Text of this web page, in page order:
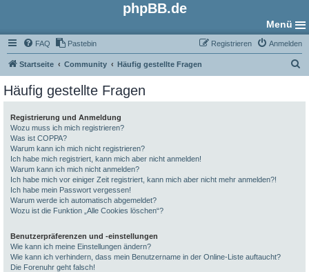
phpBB.de
Menü
FAQ Pastebin Anmelden
Registrieren
Startseite Community Häufig gestellte Fragen
Häufig gestellte Fragen
Registrierung und Anmeldung
Wozu muss ich mich registrieren?
Was ist COPPA?
Warum kann ich mich nicht registrieren?
Ich habe mich registriert, kann mich aber nicht anmelden!
Warum kann ich mich nicht anmelden?
Ich habe mich vor einiger Zeit registriert, kann mich aber nicht mehr anmelden?!
Ich habe mein Passwort vergessen!
Warum werde ich automatisch abgemeldet?
Wozu ist die Funktion „Alle Cookies löschen“?
Benutzerpräferenzen und -einstellungen
Wie kann ich meine Einstellungen ändern?
Wie kann ich verhindern, dass mein Benutzername in der Online-Liste auftaucht?
Die Forenuhr geht falsch!